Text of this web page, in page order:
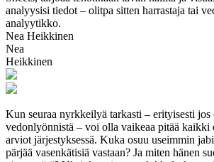
analyysisi tiedot – olitpa sitten harrastaja tai
analyytikko.
Nea Heikkinen
Nea
Heikkinen
Kun seuraa nyrkkeilyä tarkasti – erityisesti
vedonlyönnistä – voi olla vaikeaa pitää kaikki
arviot järjestyksessä. Kuka osuu useimmin
pärjää vasenkätisiä vastaan? Ja miten hänen